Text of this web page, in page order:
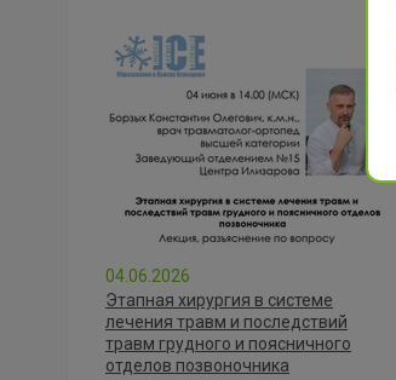
04.06.2026
Этапная хирургия в системе
лечения травм и последствий
травм грудного и поясничного
отделов позвоночника